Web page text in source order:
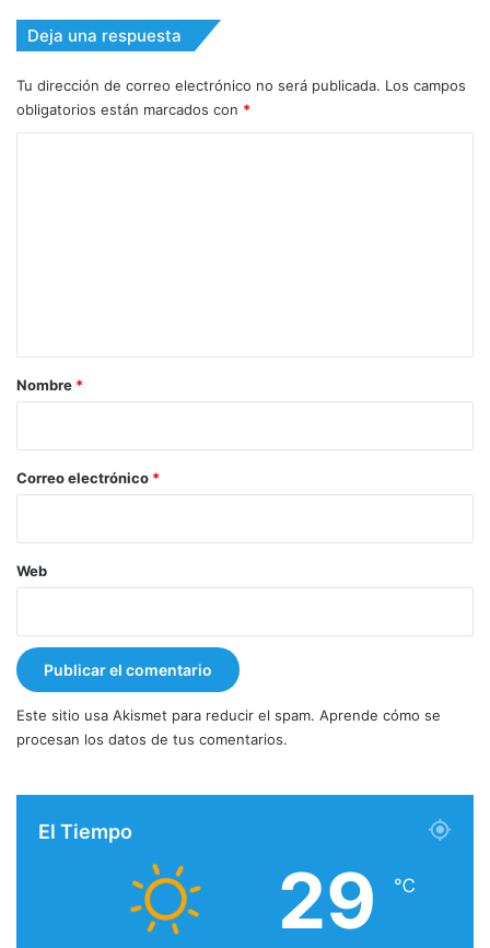
Deja una respuesta
Tu dirección de correo electrónico no será publicada. Los campos
obligatorios están marcados con *
r
*
Nombre *
Correo electrónico *
Web
Este sitio usa Akismet para reducir el spam. Aprende cómo se
procesan los datos de tus comentarios.
El Tiempo
29 ℃